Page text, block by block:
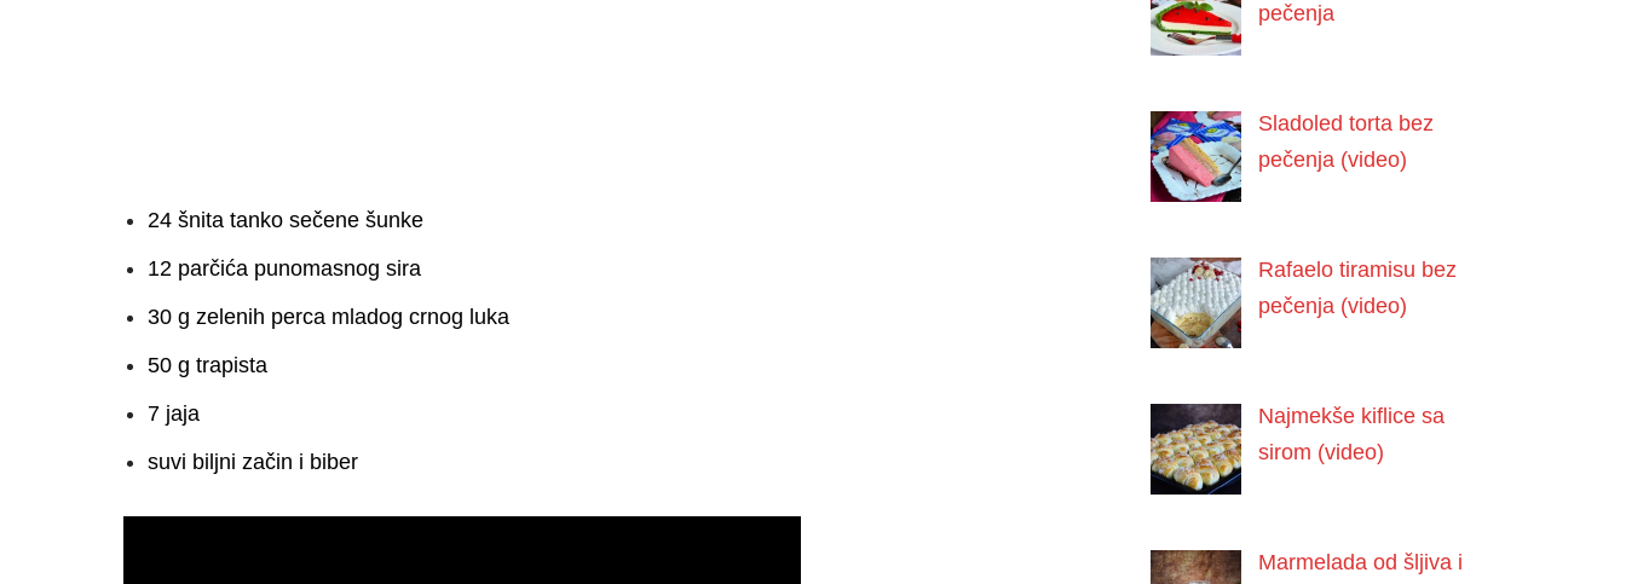
24 šnita tanko sečene šunke
12 parčića punomasnog sira
30 g zelenih perca mladog crnog luka
50 g trapista
7 jaja
suvi biljni začin i biber
pečenja
Sladoled torta bez
pečenja (video)
Rafaelo tiramisu bez
pečenja (video)
Najmekše kiflice sa
sirom (video)
Marmelada od šljiva i